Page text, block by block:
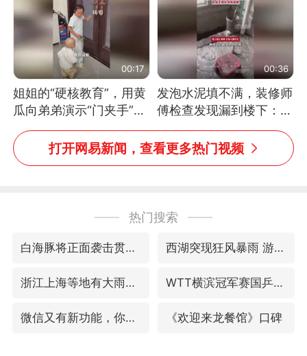
00:17
姐姐的“硬核教育”，用黄
瓜向弟弟演示“门夹手”，
网友：果然言传不如身
教！
00:36
发泡水泥填不满，装修师
傅检查发现漏到楼下：出
风口未延伸到外墙
打开网易新闻，查看更多热门视频
热门搜索
白海豚将正面袭击贯穿浙江 西湖突现狂风暴雨 游客瞬间被浇透
浙江上海等地有大雨或暴雨 WTT横滨冠军赛国乒女单三将晋级四强
微信又有新功能，你可以“撤回”你的撤回了！ 《欢迎来龙餐馆》口碑